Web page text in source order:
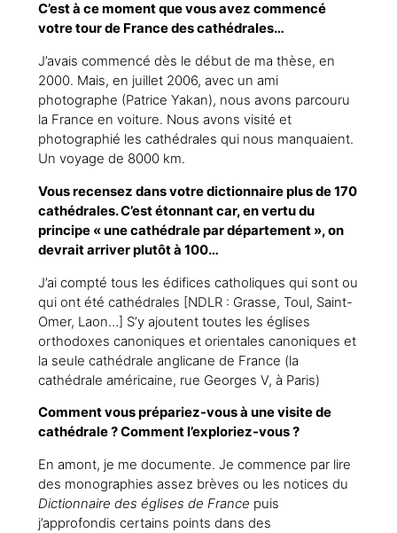
C’est à ce moment que vous avez commencé
votre tour de France des cathédrales…
J’avais commencé dès le début de ma thèse, en
2000. Mais, en juillet 2006, avec un ami
photographe (Patrice Yakan), nous avons parcouru
la France en voiture. Nous avons visité et
photographié les cathédrales qui nous manquaient.
Un voyage de 8000 km.
Vous recensez dans votre dictionnaire plus de 170
cathédrales. C’est étonnant car, en vertu du
principe « une cathédrale par département », on
devrait arriver plutôt à 100…
J’ai compté tous les édifices catholiques qui sont ou
qui ont été cathédrales [NDLR : Grasse, Toul, Saint-
Omer, Laon…] S’y ajoutent toutes les églises
orthodoxes canoniques et orientales canoniques et
la seule cathédrale anglicane de France (la
cathédrale américaine, rue Georges V, à Paris)
Comment vous prépariez-vous à une visite de
cathédrale ? Comment l’exploriez-vous ?
En amont, je me documente. Je commence par lire
des monographies assez brèves ou les notices du
Dictionnaire des églises de France puis
j’approfondis certains points dans des